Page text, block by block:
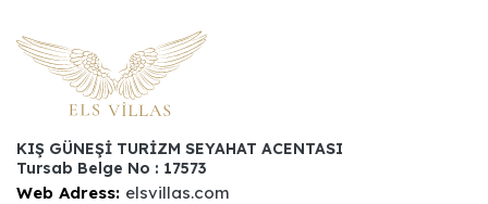
KIŞ GÜNEŞİ TURİZM SEYAHAT ACENTASI
Tursab Belge No : 17573
Web Adress: elsvillas.com